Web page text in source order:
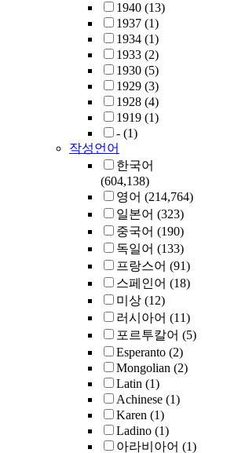
1940 (13)
1937 (1)
1934 (1)
1933 (2)
1930 (5)
1929 (3)
1928 (4)
1919 (1)
- (1)
작성언어
한국어
(604,138)
영어 (214,764)
일본어 (323)
중국어 (190)
독일어 (133)
프랑스어 (91)
스페인어 (18)
미상 (12)
러시아어 (11)
포르투칼어 (5)
Esperanto (2)
Mongolian (2)
Latin (1)
Achinese (1)
Karen (1)
Ladino (1)
아라비아어 (1)